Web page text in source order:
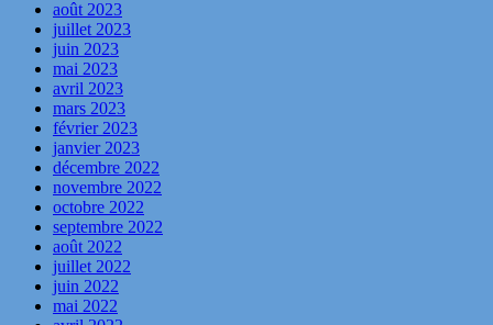
août 2023
juillet 2023
juin 2023
mai 2023
avril 2023
mars 2023
février 2023
janvier 2023
décembre 2022
novembre 2022
octobre 2022
septembre 2022
août 2022
juillet 2022
juin 2022
mai 2022